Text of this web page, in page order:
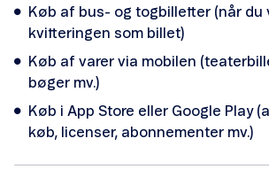
Du har betalt med mobilen
Blankmedievederlag
Dine sidste fakturaer
Køb af bus- og togbilletter (når du
kvitteringen som billet)
Køb af varer via mobilen
bøger mv.)
Køb i App Store eller Google Play
køb, licenser, abonnementer mv.)